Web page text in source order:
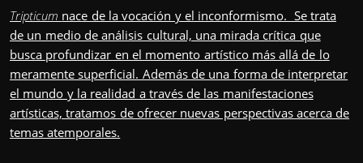
Tripticum nace de la vocación y el inconformismo. Se trata
de un medio de análisis cultural, una mirada crítica que
busca profundizar en el momento artístico más allá de lo
meramente superficial. Además de una forma de interpretar
el mundo y la realidad a través de las manifestaciones
artísticas, tratamos de ofrecer nuevas perspectivas acerca de
temas atemporales.